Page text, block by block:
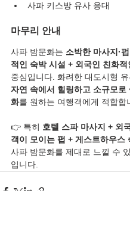
사파 키스방 유사 응대
마무리 안내
사파 밤문화는 소박한 마사지·
적인 숙박 시설 + 외국인 친화적
중심입니다. 화려한 대도시형 유
자연 속에서 힐링하고 소규모로
화를 원하는 여행객에게 적합합
👉 특히 호텔 스파 마사지 + 외
객이 모이는 펍 + 게스트하우스
사파 밤문화를 제대로 느낄 수
입니다.